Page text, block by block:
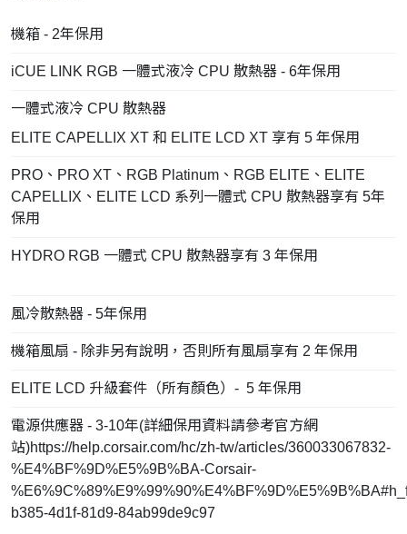
機箱 - 2年保用
iCUE LINK RGB 一體式液冷 CPU 散熱器 - 6年保用
一體式液冷 CPU 散熱器
ELITE CAPELLIX XT 和 ELITE LCD XT 享有 5 年保用
PRO、PRO XT、RGB Platinum、RGB ELITE、ELITE
CAPELLIX、ELITE LCD 系列一體式 CPU 散熱器享有 5年
保用
HYDRO RGB 一體式 CPU 散熱器享有 3 年保用
風冷散熱器 - 5年保用
機箱風扇 - 除非另有說明，否則所有風扇享有 2 年保用
ELITE LCD 升級套件（所有顏色）- 5 年保用
電源供應器 - 3-10年(詳細保用資料請參考官方網
站)https://help.corsair.com/hc/zh-tw/articles/360033067832-
%E4%BF%9D%E5%9B%BA-Corsair-
b385-4d1f-81d9-84ab99de9c97